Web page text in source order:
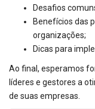
Desafios
Benefícios das
organizações;
Dicas para
Ao final, esperamos
líderes e gestores a
de suas empresas.